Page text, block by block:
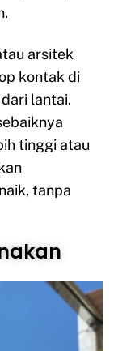
arsitek
kontak di
dari lantai.
tinggi atau
tanpa